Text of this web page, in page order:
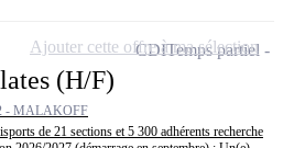
(H/F)
- MALAKOFF
de 21 sections et 5 300 adhérents recherche
CDITemps partiel
Ajouter cette offre à ma sélection